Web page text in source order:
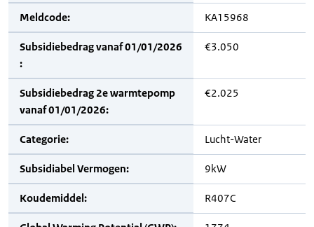
Meldcode: KA15968
Subsidiebedrag vanaf 01/01/2026
:
€3.050
Subsidiebedrag 2e warmtepomp
vanaf 01/01/2026:
€2.025
Categorie: Lucht-Water
Subsidiabel Vermogen: 9kW
Koudemiddel: R407C